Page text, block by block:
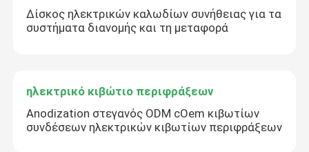
Δίσκος ηλεκτρικών καλωδίων συνήθειας για τα
συστήματα διανομής και τη μεταφορά
ηλεκτρικό κιβώτιο περιφράξεων
Anodization στεγανός ODM cOem κιβωτίων
συνδέσεων ηλεκτρικών κιβωτίων περιφράξεων